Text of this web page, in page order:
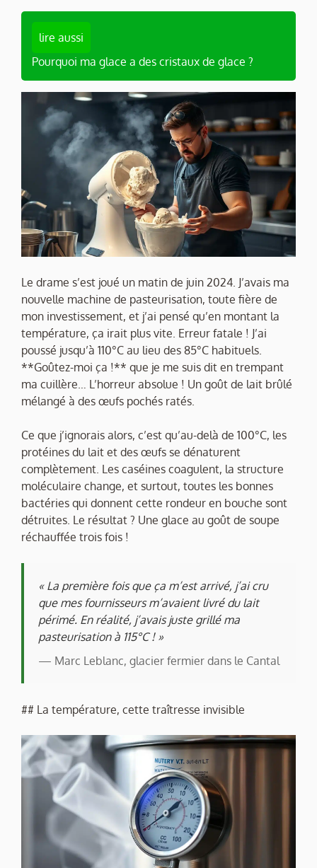
lire aussi
Pourquoi ma glace a des cristaux de glace ?
Le drame s’est joué un matin de juin 2024. J’avais ma
nouvelle machine de pasteurisation, toute fière de
mon investissement, et j’ai pensé qu’en montant la
température, ça irait plus vite. Erreur fatale ! J’ai
poussé jusqu’à 110°C au lieu des 85°C habituels.
**Goûtez-moi ça !** que je me suis dit en trempant
ma cuillère… L’horreur absolue ! Un goût de lait brûlé
mélangé à des œufs pochés ratés.
Ce que j’ignorais alors, c’est qu’au-delà de 100°C, les
protéines du lait et des œufs se dénaturent
complètement. Les caséines coagulent, la structure
moléculaire change, et surtout, toutes les bonnes
bactéries qui donnent cette rondeur en bouche sont
détruites. Le résultat ? Une glace au goût de soupe
réchauffée trois fois !
« La première fois que ça m’est arrivé, j’ai cru
que mes fournisseurs m’avaient livré du lait
périmé. En réalité, j’avais juste grillé ma
pasteurisation à 115°C ! »
— Marc Leblanc, glacier fermier dans le Cantal
## La température, cette traîtresse invisible